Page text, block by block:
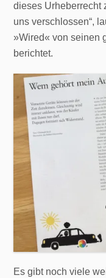
dieses Urheberrecht
uns verschlossen“,
»Wired« von seinen
berichtet.
Es gibt noch viele